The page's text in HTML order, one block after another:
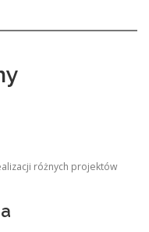
różnych projektów